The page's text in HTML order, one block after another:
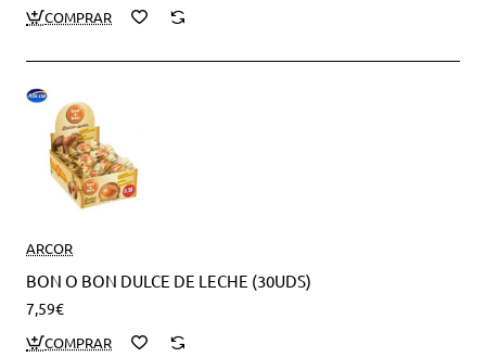
ARCOR
BON O BON DULCE DE LECHE (30UDS)
7,59€